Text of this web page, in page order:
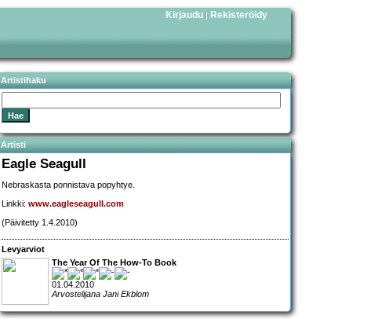
Kirjaudu | Rekisteröidy
Artistihaku
Artisti
Eagle Seagull
Nebraskasta ponnistava popyhtye.
Linkki: www.eagleseagull.com
(Päivitetty 1.4.2010)
Levyarviot
The Year Of The How-To Book
01.04.2010
Arvostelijana Jani Ekblom